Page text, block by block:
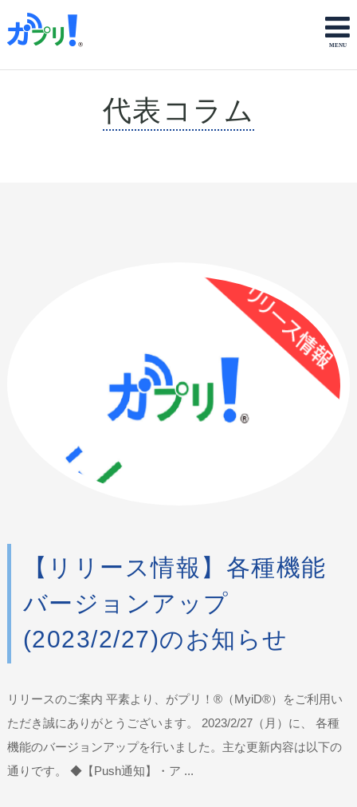
代表コラム
【リリース情報】各種機能
バージョンアップ
(2023/2/27)のお知らせ
リリースのご案内 平素より、がプリ！®（MyiD®）をご利用い
ただき誠にありがとうございます。 2023/2/27（月）に、 各種
機能のバージョンアップを行いました。主な更新内容は以下の
通りです。 ◆【Push通知】・ア ...